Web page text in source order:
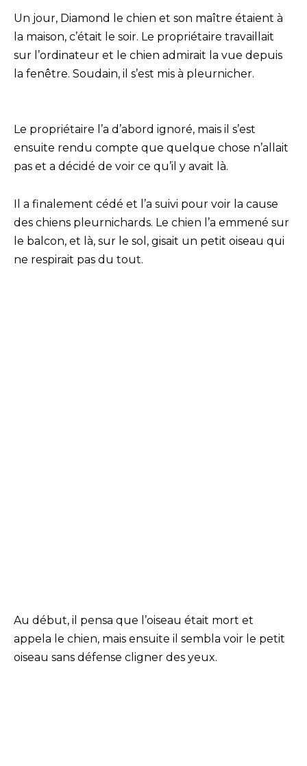
Un jour, Diamond le chien et son maître étaient à
la maison, c’était le soir. Le propriétaire travaillait
sur l’ordinateur et le chien admirait la vue depuis
la fenêtre. Soudain, il s’est mis à pleurnicher.
Le propriétaire l’a d’abord ignoré, mais il s’est
ensuite rendu compte que quelque chose n’allait
pas et a décidé de voir ce qu’il y avait là.
Il a finalement cédé et l’a suivi pour voir la cause
des chiens pleurnichards. Le chien l’a emmené sur
le balcon, et là, sur le sol, gisait un petit oiseau qui
ne respirait pas du tout.
Au début, il pensa que l’oiseau était mort et
appela le chien, mais ensuite il sembla voir le petit
oiseau sans défense cligner des yeux.